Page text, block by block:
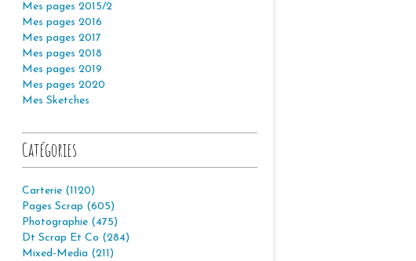
Mes pages 2015/2
Mes pages 2016
Mes pages 2017
Mes pages 2018
Mes pages 2019
Mes pages 2020
Mes Sketches
Catégories
Carterie (1120)
Pages Scrap (605)
Photographie (475)
Dt Scrap Et Co (284)
Mixed-Media (211)